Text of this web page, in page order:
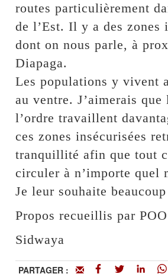
routes particulièrement
de l’Est. Il y a des zones
dont on nous parle, à
Diapaga.
Les populations y vivent
au ventre. J’aimerais que
l’ordre travaillent
ces zones insécurisées
tranquillité afin que tout
circuler à n’importe quel
Je leur souhaite
Propos recueillis par POO
Sidwaya
PARTAGER :